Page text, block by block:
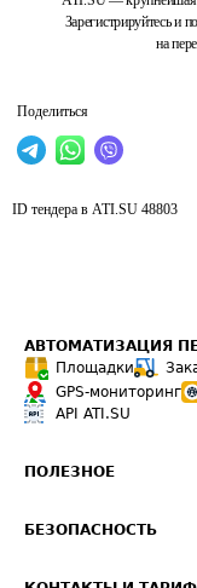
Зарегистрируйтесь и
на
Поделиться
ID тендера в ATI.SU 48803
АВТОМАТИЗАЦИЯ
Площадки
GPS-мониторинг
API ATI.SU
ПОЛЕЗНОЕ
Звезды ATI.SU на вашем
БЕЗОПАСНОСТЬ